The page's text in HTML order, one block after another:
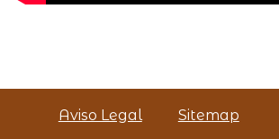
Aviso Legal Sitemap